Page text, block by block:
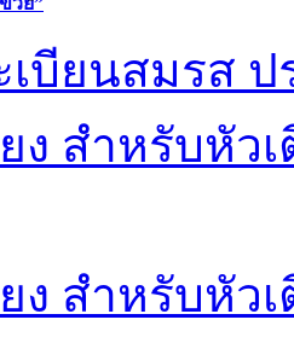
บียนสมรส ป
ง สำหรับหัว
ง สำหรับหัว